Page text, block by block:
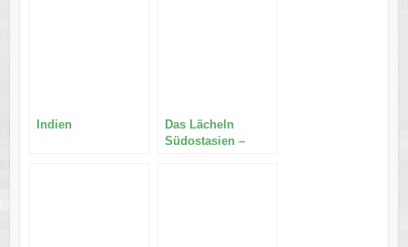
Indien
Das Lächeln
Südostasien –